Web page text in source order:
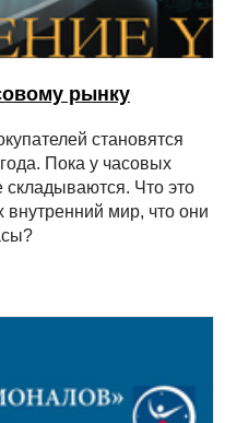
рынку
становятся
Пока у часовых
Что это
мир, что они